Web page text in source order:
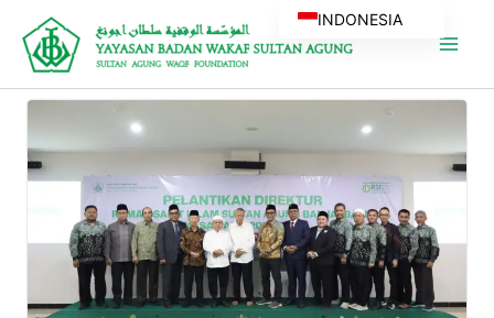
content
INDONESIA